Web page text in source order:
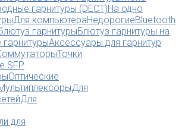
гарнитуры (DECT)На одно
Для компьютераНедорогиеBluetooth
гарнитурыБлютуз гарнитуры на
Аксессуары для гарнитур
Точки
SFP
Оптические
Для
Для
для